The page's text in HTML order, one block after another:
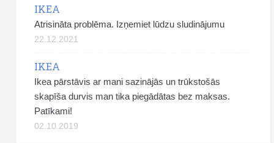
IKEA
Atrisināta problēma. Izņemiet lūdzu sludinājumu
22.12.2021
IKEA
Ikea pārstāvis ar mani sazinājās un trūkstošās
skapīša durvis man tika piegādātas bez maksas.
Patīkami!
02.10.2019